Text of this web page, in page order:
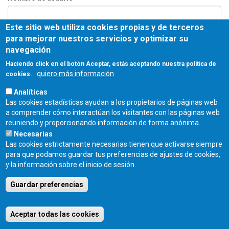
Contraseña*
Entrar
COLEGIO OFICIAL DE ARQUITECTOS DE CASTILLA Y LEÓN ESTE - C/
Miguel Íscar 17, 2º Dcha., 47001 Valladolid - TEL. 983 390 677 -
Este sitio web utiliza cookies propias y de terceros
para mejorar nuestros servicios y optimizar su
navegación
Haciendo click en el botón Aceptar, estás aceptando nuestra política de
cookies.
quiero más información
Analíticas
Las cookies estadísticas ayudan a los propietarios de páginas web
a comprender cómo interactúan los visitantes con las páginas web
reuniendo y proporcionando información de forma anónima.
Necesarias
Las cookies estrictamente necesarias tienen que activarse siempre
para que podamos guardar tus preferencias de ajustes de cookies,
y la información sobre el inicio de sesión.
Guardar preferencias
Aceptar todas las cookies